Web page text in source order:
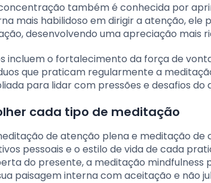
também é conhecida por
mais habilidoso em dirigir a atenção,
desenvolvendo uma apreciação mais
incluem o fortalecimento da força de
que praticam regularmente a
para lidar com pressões e desafios do
cada tipo de meditação
de atenção plena e meditação
pessoais e o estilo de vida de cada
do presente, a meditação mindfulness
paisagem interna com aceitação e não